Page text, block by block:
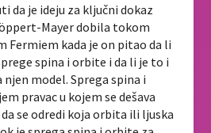
da je ideju za ključni dokaz
Mayer dobila tokom
Fermiem kada je on pitao da li
spina i orbite i da li je to i
model. Sprega spina i
pravac u kojem se dešava
se odredi koja orbita ili ljuska